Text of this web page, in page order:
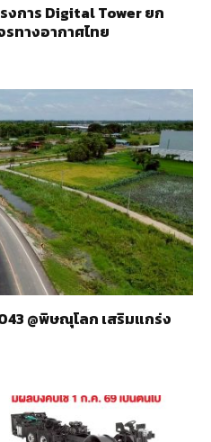
งการ Digital Tower ยก
รทางอากาศไทย
@พิษณุโลก เสริมแกร่ง